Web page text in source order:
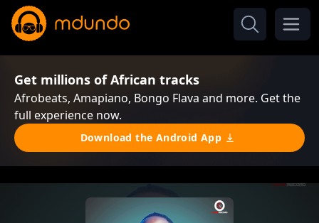
Get millions of African tracks
Afrobeats, Amapiano, Bongo Flava and more. Get the
full experience now.
Download the Android App